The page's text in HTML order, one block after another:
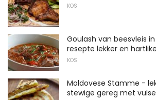
KOS
Goulash van beesvleis
resepte lekker en
KOS
Moldovese Stamme -
stewige gereg met